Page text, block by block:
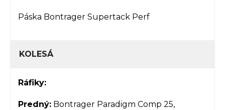
Páska Bontrager Supertack Perf
KOLESÁ
Ráfiky:
Predný: Bontrager Paradigm Comp 25,